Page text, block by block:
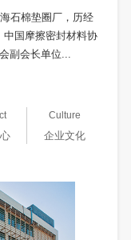
石棉垫圈厂，历经
中国摩擦密封材料协
副会长单位...
Culture
企业文化